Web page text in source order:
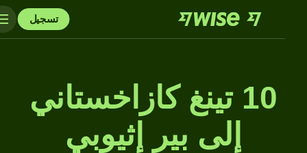
تسجيل
10 تينغ كازاخستاني
إلى بير إثيوبي